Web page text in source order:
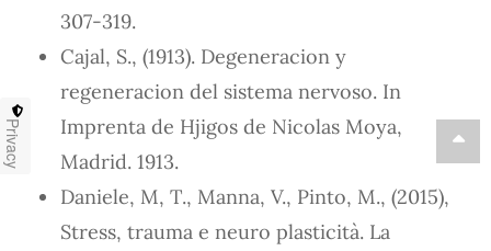
307-319.
Cajal, S., (1913). Degeneracion y
regeneracion del sistema nervoso. In
Imprenta de Hjigos de Nicolas Moya,
Madrid. 1913.
Daniele, M, T., Manna, V., Pinto, M., (2015),
Stress, trauma e neuro plasticità. La
Privacy